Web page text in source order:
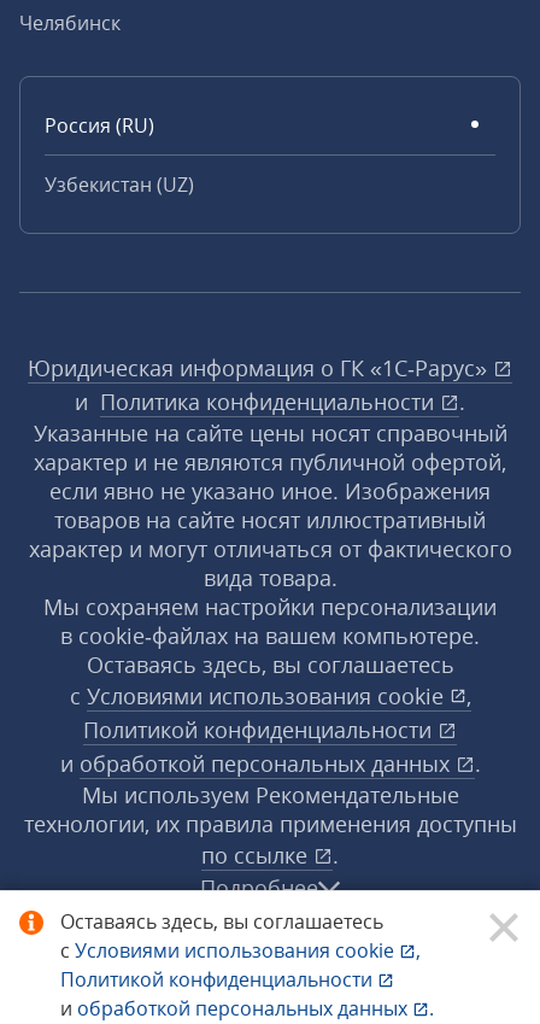
Оставаясь здесь, вы соглашаетесь
с Условиями использования cookie
,
Политикой конфиденциальности
и обработкой персональных данных .
Челябинск
Россия (RU)
Узбекистан (UZ)
Юридическая информация о ГК «1С‑Рарус»
и Политика конфиденциальности
.
Указанные на сайте цены носят справочный
характер и не являются публичной офертой,
если явно не указано иное. Изображения
товаров на сайте носят иллюстративный
характер и могут отличаться от фактического
вида товара.
Мы сохраняем настройки персонализации
в cookie‑файлах на вашем компьютере.
Оставаясь здесь, вы соглашаетесь
с Условиями использования cookie
,
Политикой конфиденциальности
и обработкой персональных данных
.
Мы используем Рекомендательные
технологии, их правила применения доступны
по ссылке
.
Подробнее
© 1998−2026 «1С‑Рарус» ®. Все права
защищены.